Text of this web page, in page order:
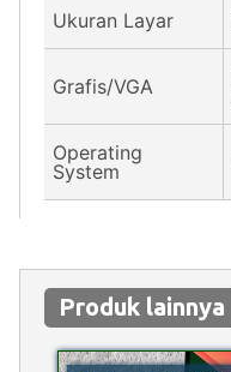
Ukuran Layar
Grafis/VGA
Operating
System
Produk lainnya